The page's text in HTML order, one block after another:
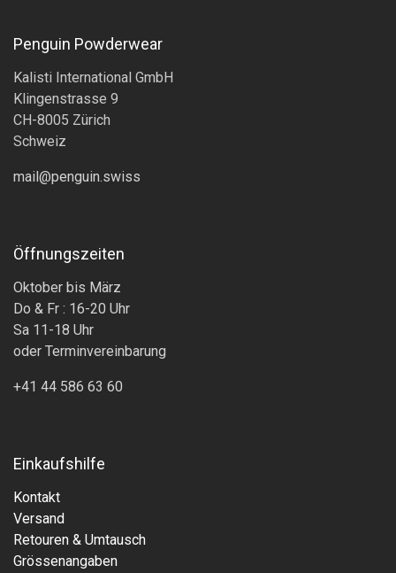
Penguin Powderwear
Kalisti International GmbH
Klingenstrasse 9
CH-8005 Zürich
Schweiz
mail@penguin.swiss
Öffnungszeiten
Oktober bis März
Do & Fr : 16-20 Uhr
Sa 11-18 Uhr
oder Terminvereinbarung
+41 44 586 63 60
Einkaufshilfe
Kontakt
Versand
Retouren & Umtausch
Grössenangaben